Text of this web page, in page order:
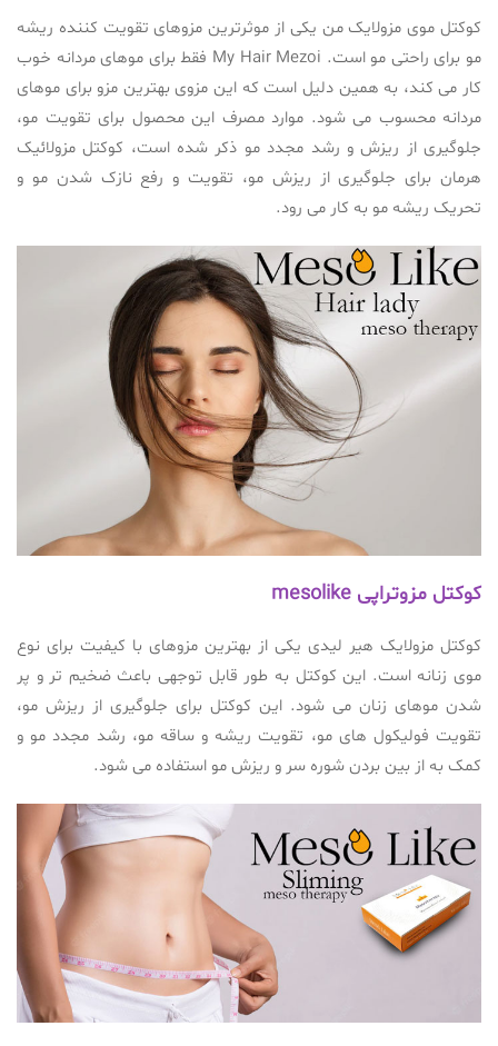
کوکتل موی مزولایک من یکی از موثرترین مزوهای تقویت کننده ریشه
مو برای راحتی مو است. My Hair Mezoi فقط برای موهای مردانه خوب
کار می کند، به همین دلیل است که این مزوی بهترین مزو برای موهای
مردانه محسوب می شود. موارد مصرف این محصول برای تقویت مو،
جلوگیری از ریزش و رشد مجدد مو ذکر شده است، کوکتل مزولائیک
هرمان برای جلوگیری از ریزش مو، تقویت و رفع نازک شدن مو و
تحریک ریشه مو به کار می رود.
کوکتل مزوتراپی mesolike
کوکتل مزولایک هیر لیدی یکی از بهترین مزوهای با کیفیت برای نوع
موی زنانه است. این کوکتل به طور قابل توجهی باعث ضخیم تر و پر
شدن موهای زنان می شود. این کوکتل برای جلوگیری از ریزش مو،
تقویت فولیکول های مو، تقویت ریشه و ساقه مو، رشد مجدد مو و
کمک به از بین بردن شوره سر و ریزش مو استفاده می شود.